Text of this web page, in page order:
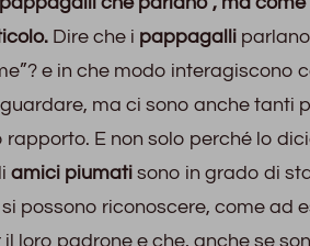
Dire che i pappagalli
e in che modo interagiscono
ma ci sono anche tanti
E non solo perché lo
amici piumati sono in grado di
possono riconoscere, come ad
loro padrone e che, anche se